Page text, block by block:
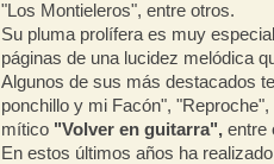
"Los Montieleros", entre otros.
Su pluma prolífera es muy
páginas de una lucidez melódica
Algunos de sus más destacados
ponchillo y mi Facón",
mítico "Volver en guitarra", entre
En estos últimos años ha